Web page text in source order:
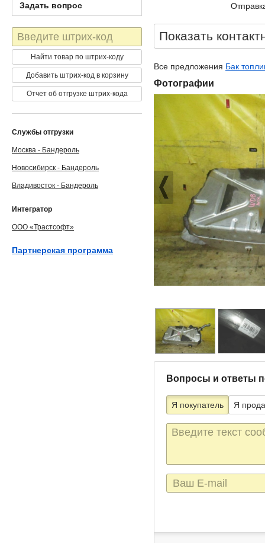
Показать
Все предложения Бак
Фотографии
Вопросы и ответы
Я покупатель Я
Текст
сообщения
E-
mail
Задать вопрос
Штрих-
код
Найти товар по штрих-коду
Добавить штрих-код в корзину
Отчет об отгрузке штрих-кода
Службы отгрузки
Москва - Бандероль
Новосибирск - Бандероль
Владивосток - Бандероль
Интегратор
ООО «Трастсофт»
Партнерская программа